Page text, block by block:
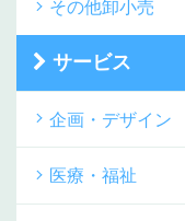
その他卸小売
サービス
企画・デザイン
医療・福祉